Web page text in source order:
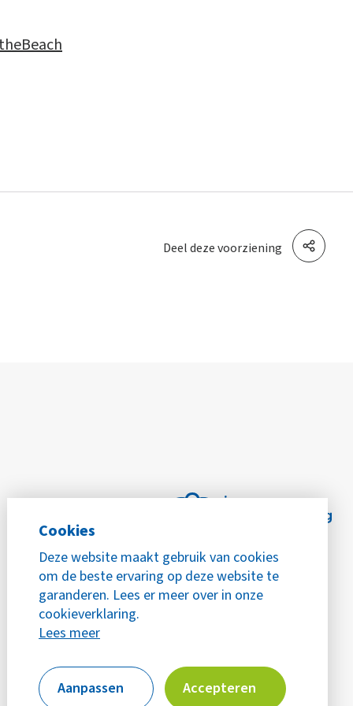
Cookies
Deze website maakt gebruik van cookies
om de beste ervaring op deze website te
garanderen. Lees er meer over in onze
cookieverklaring.
Lees meer
Aanpassen Accepteren
Deel deze voorziening